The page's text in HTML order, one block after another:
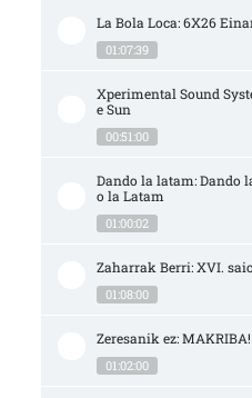
La Bola Loca: 6X26
01:07:39
Xperimental Sound
e Sun
00:51:00
Dando la latam: Dando
o la Latam
01:00:02
Zaharrak Berri: XVI.
01:08:00
Zeresanik ez: MAKRIBA!
01:02:00